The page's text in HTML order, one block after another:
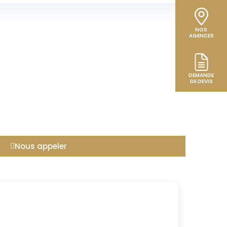
NOS
AGENCES
DEMANDE
DE DEVIS
Nous appeler